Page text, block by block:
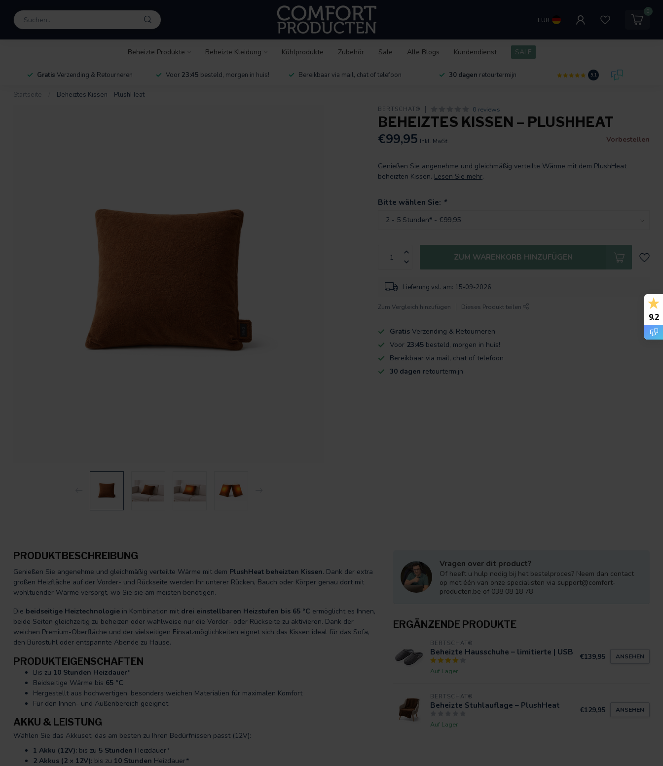
EUR
0
Beheizte Produkte Beheizte Kleidung Kühlprodukte Zubehör Sale Alle Blogs Kundendienst SALE
Gratis Verzending & Retourneren Voor 23:45 besteld, morgen in huis! Bereikbaar via mail, chat of telefoon 30 dagen retourtermijn 9.1
Startseite Beheiztes Kissen – PlushHeat
BERTSCHAT® 0 reviews
BEHEIZTES KISSEN – PLUSHHEAT
€99,95 Inkl. MwSt. Vorbestellen
Genießen Sie angenehme und gleichmäßig verteilte Wärme mit dem PlushHeat
beheizten Kissen. Lesen Sie mehr.
Bitte wählen Sie: *
ZUM WARENKORB HINZUFÜGEN
Lieferung vsl. am: 15-09-2026
Zum Vergleich hinzufügen Dieses Produkt teilen
Gratis Verzending & Retourneren
Voor 23:45 besteld, morgen in huis!
Bereikbaar via mail, chat of telefoon
30 dagen retourtermijn
PRODUKTBESCHREIBUNG
Genießen Sie angenehme und gleichmäßig verteilte Wärme mit dem PlushHeat beheizten Kissen. Dank der extra
großen Heizfläche auf der Vorder- und Rückseite werden Ihr unterer Rücken, Bauch oder Körper genau dort mit
wohltuender Wärme versorgt, wo Sie sie am meisten benötigen.
Die beidseitige Heiztechnologie in Kombination mit drei einstellbaren Heizstufen bis 65 °C ermöglicht es Ihnen,
beide Seiten gleichzeitig zu beheizen oder wahlweise nur die Vorder- oder Rückseite zu aktivieren. Dank der
weichen Premium-Oberfläche und der vielseitigen Einsatzmöglichkeiten eignet sich das Kissen ideal für das Sofa,
den Bürostuhl oder entspannte Abende zu Hause.
PRODUKTEIGENSCHAFTEN
Bis zu 10 Stunden Heizdauer*
Beidseitige Wärme bis 65 °C
Hergestellt aus hochwertigen, besonders weichen Materialien für maximalen Komfort
Für den Innen- und Außenbereich geeignet
AKKU & LEISTUNG
Wählen Sie das Akkuset, das am besten zu Ihren Bedürfnissen passt (12V):
1 Akku (12V): bis zu 5 Stunden Heizdauer*
2 Akkus (2 × 12V): bis zu 10 Stunden Heizdauer*
Vragen over dit product?
Of heeft u hulp nodig bij het bestelproces? Neem dan contact
op met één van onze specialisten via support@comfort-
producten.be of 038 08 18 78
ERGÄNZENDE PRODUKTE
BERTSCHAT®
Beheizte Hausschuhe – limitierte | USB
Auf Lager
€139,95 ANSEHEN
BERTSCHAT®
Beheizte Stuhlauflage – PlushHeat
Auf Lager
€129,95 ANSEHEN
9.2